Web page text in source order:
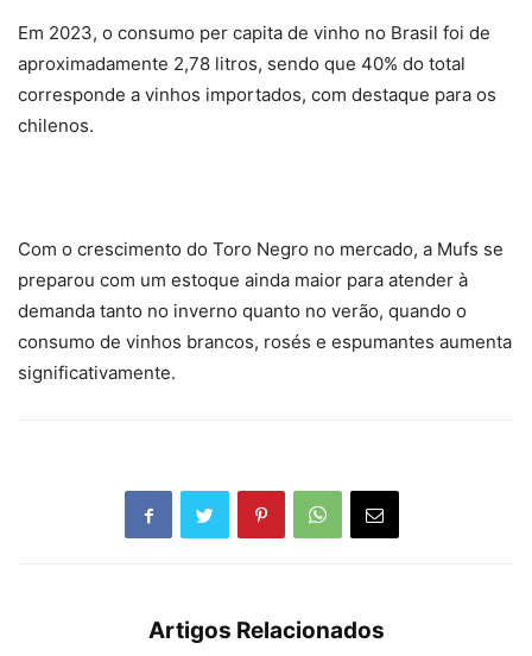
Em 2023, o consumo per capita de vinho no Brasil foi de
aproximadamente 2,78 litros, sendo que 40% do total
corresponde a vinhos importados, com destaque para os
chilenos.
Com o crescimento do Toro Negro no mercado, a Mufs se
preparou com um estoque ainda maior para atender à
demanda tanto no inverno quanto no verão, quando o
consumo de vinhos brancos, rosés e espumantes aumenta
significativamente.
Artigos Relacionados